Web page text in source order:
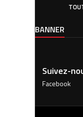
BANNER
Suivez-
Facebook